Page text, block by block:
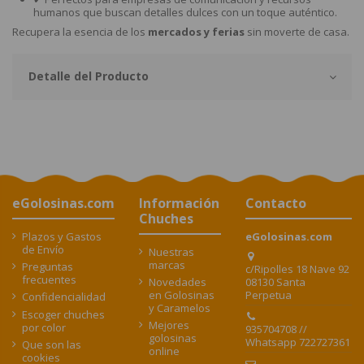
humanos que buscan detalles dulces con un toque auténtico.
Recupera la esencia de los mercados y ferias sin moverte de casa.
Detalle del Producto
eGolosinas.com
Plazos y Gastos
de Envío
Preguntas
frecuentes
Confidencialidad
Escoger chuches
por color
Que son las
cookies
Información
Chuches
Nuestras
marcas
Novedades
en Golosinas
y Caramelos
Mejores
golosinas
online
Contacto
eGolosinas.com
c/Ripolles 18 Nave 92
08130 Santa
Perpetua
935704708 //
Whatsapp 722727361